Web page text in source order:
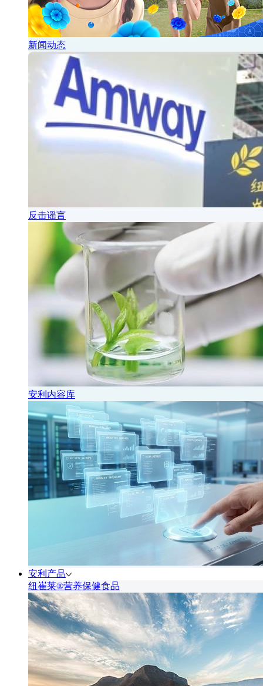
新闻动态
反击谣言
安利内容库
安利产品
纽崔莱®营养保健食品